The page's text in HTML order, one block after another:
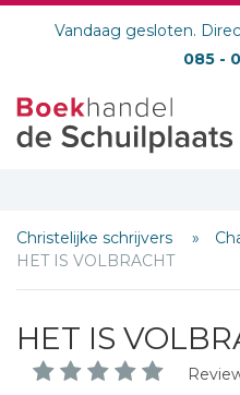
Vandaag gesloten.
085 -
Christelijke schrijvers
HET IS VOLBRACHT
HET IS